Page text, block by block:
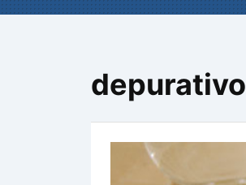
depurativo